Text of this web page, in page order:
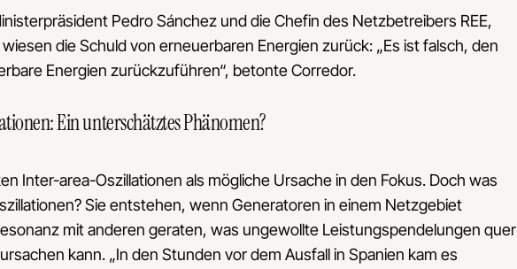
Pedro Sánchez und die Chefin des Netzbetreibers REE,
wiesen die Schuld von erneuerbaren Energien zurück: „Es ist falsch, den
Energien zurückzuführen“, betonte Corredor.
Ein unterschätztes Phänomen?
Inter-area-Oszillationen als mögliche Ursache in den Fokus. Doch was
Sie entstehen, wenn Generatoren in einem Netzgebiet
mit anderen geraten, was ungewollte Leistungspendelungen quer
kann. „In den Stunden vor dem Ausfall in Spanien kam es